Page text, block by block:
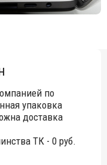
по
упаковка
доставка
ТК - 0 руб.